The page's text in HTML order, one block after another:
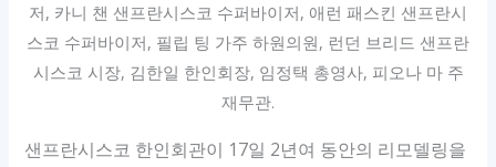
저, 카니 챈 샌프란시스코 수퍼바이저, 애런 패스킨 샌프란시
스코 수퍼바이저, 필립 팅 가주 하원의원, 런던 브리드 샌프란
시스코 시장, 김한일 한인회장, 임정택 총영사, 피오나 마 주
재무관.
샌프란시스코 한인회관이 17일 2년여 동안의 리모델링을